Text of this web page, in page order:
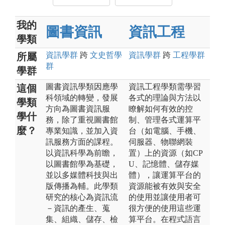
我的
學類
圖書資訊 資訊工程
所屬
學群
資訊學群 跨 文史哲學
群
資訊學群 跨 工程學群
這個
學類
學什
麼？
圖書資訊學類因應學
科領域的轉變，發展
方向為圖書資訊服
務，除了重視圖書館
專業知識，並加入資
訊服務方面的課程。
以資訊科學為前瞻，
以圖書館學為基礎，
並以多媒體科技與出
版傳播為輔。此學類
研究的核心為資訊流
－資訊的產生、蒐
集、組織、儲存、檢
資訊工程學類需學習
各式的理論與方法以
瞭解如何有效的控
制、管理各式運算平
台（如電腦、手機、
伺服器、物聯網裝
置）上的資源（如CP
U、記憶體、儲存媒
體），讓運算平台的
資源能被有效與安全
的使用並讓使用者可
很方便的使用這些運
算平台。在程式語言